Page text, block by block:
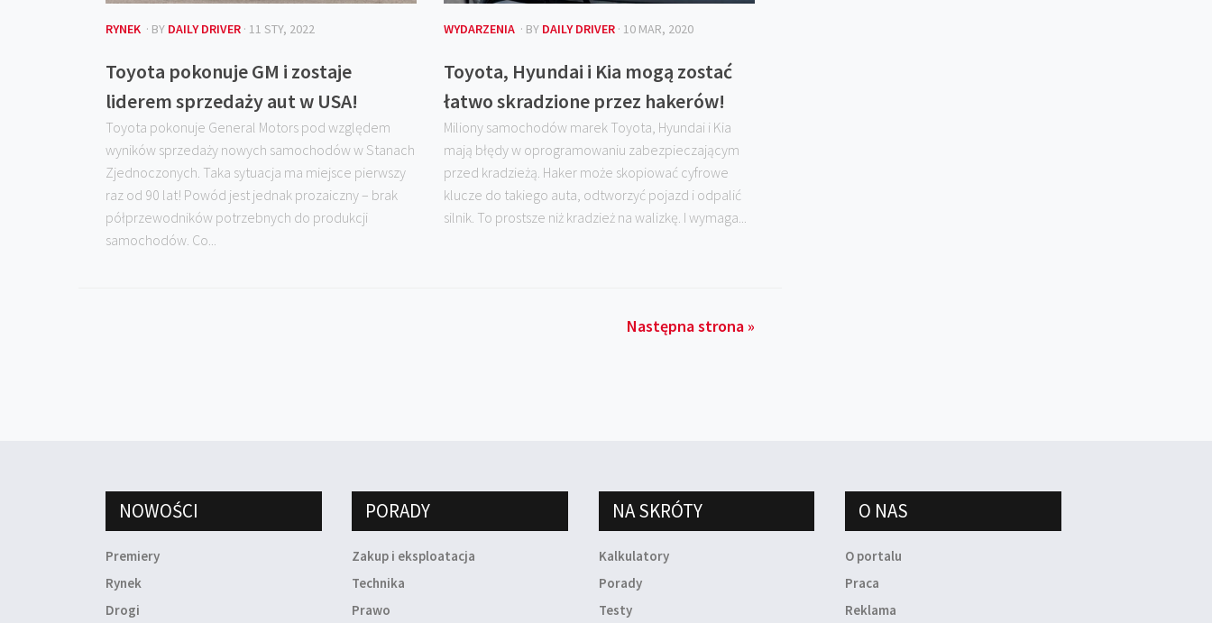
RYNEK · BY DAILY DRIVER · 11 STY, 2022
Toyota pokonuje GM i zostaje
liderem sprzedaży aut w USA!
Toyota pokonuje General Motors pod względem
wyników sprzedaży nowych samochodów w Stanach
Zjednoczonych. Taka sytuacja ma miejsce pierwszy
raz od 90 lat! Powód jest jednak prozaiczny – brak
półprzewodników potrzebnych do produkcji
samochodów. Co...
WYDARZENIA · BY DAILY DRIVER · 10 MAR, 2020
Toyota, Hyundai i Kia mogą zostać
łatwo skradzione przez hakerów!
Miliony samochodów marek Toyota, Hyundai i Kia
mają błędy w oprogramowaniu zabezpieczającym
przed kradzieżą. Haker może skopiować cyfrowe
klucze do takiego auta, odtworzyć pojazd i odpalić
silnik. To prostsze niż kradzież na walizkę. I wymaga...
Następna strona »
NOWOŚCI
Premiery
Rynek
Drogi
PORADY
Zakup i eksploatacja
Technika
Prawo
NA SKRÓTY
Kalkulatory
Porady
Testy
O NAS
O portalu
Praca
Reklama